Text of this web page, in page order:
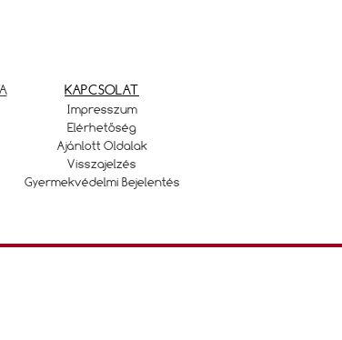
KAPCSOLAT
Impresszum
Elérhetőség
Ajánlott Oldalak
Visszajelzés
Gyermekvédelmi Bejelentés